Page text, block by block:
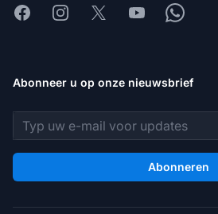
FacebookInstagram
X YoutubeWhatsapp
Abonneer u op onze nieuwsbrief
E-mailadres
Abonneren